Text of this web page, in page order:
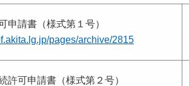
申請書（様式第１号）
pages/archive/2815
許可申請書（様式第２号）